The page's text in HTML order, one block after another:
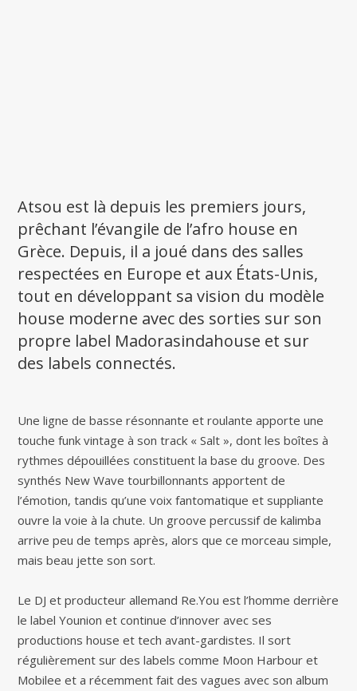
Atsou est là depuis les premiers jours,
prêchant l’évangile de l’afro house en
Grèce. Depuis, il a joué dans des salles
respectées en Europe et aux États-Unis,
tout en développant sa vision du modèle
house moderne avec des sorties sur son
propre label Madorasindahouse et sur
des labels connectés.
Une ligne de basse résonnante et roulante apporte une
touche funk vintage à son track « Salt », dont les boîtes à
rythmes dépouillées constituent la base du groove. Des
synthés New Wave tourbillonnants apportent de
l’émotion, tandis qu’une voix fantomatique et suppliante
ouvre la voie à la chute. Un groove percussif de kalimba
arrive peu de temps après, alors que ce morceau simple,
mais beau jette son sort.
Le DJ et producteur allemand Re.You est l’homme derrière
le label Younion et continue d’innover avec ses
productions house et tech avant-gardistes. Il sort
régulièrement sur des labels comme Moon Harbour et
Mobilee et a récemment fait des vagues avec son album